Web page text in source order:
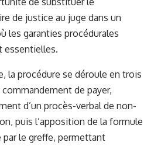
de justice au juge dans un
les garanties procédurales
essentielles.
la procédure se déroule en trois
de payer,
d’un procès-verbal de non-
puis l’apposition de la formule
par le greffe, permettant